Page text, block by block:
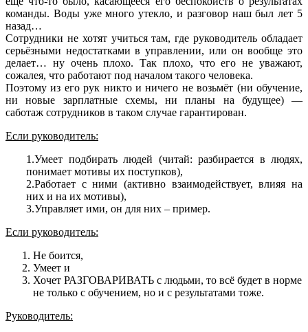
команды. Воды уже много утекло, и разговор наш был лет 5
назад…
Сотрудники не хотят учиться там, где руководитель обладает
серьёзными недостатками в управлении, или он вообще это
делает… ну очень плохо. Так плохо, что его не уважают,
сожалея, что работают под началом такого человека.
Поэтому из его рук никто и ничего не возьмёт (ни обучение,
ни новые зарплатные схемы, ни планы на будущее) —
саботаж сотрудников в таком случае гарантирован.
Если руководитель:
1.Умеет подбирать людей (читай: разбирается в людях,
понимает мотивы их поступков),
2.Работает с ними (активно взаимодействует, влияя на
них и на их мотивы),
3.Управляет ими, он для них – пример.
Если руководитель:
Не боится,
Умеет и
Хочет РАЗГОВАРИВАТЬ с людьми, то всё будет в норме
не только с обучением, но и с результатами тоже.
Руководитель: